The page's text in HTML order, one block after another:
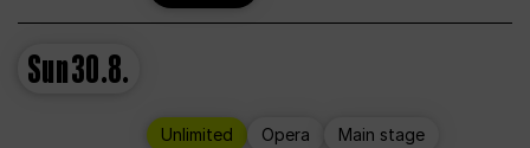
Sun30.8.
Unlimited Opera Main stage